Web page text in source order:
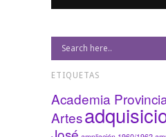
ETIQUETAS
Academia
Artes